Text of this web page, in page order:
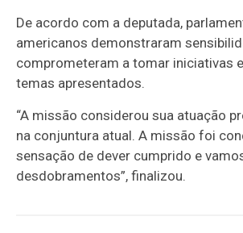
De acordo com a deputada,
americanos demonstraram
comprometeram a tomar iniciativas
temas apresentados.
“A missão considerou sua atuação
na conjuntura atual. A missão foi
sensação de dever cumprido e
desdobramentos”, finalizou.